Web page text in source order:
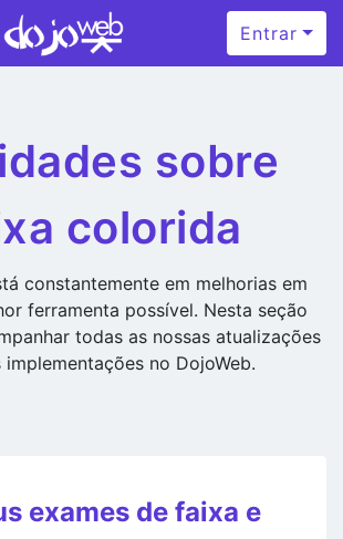
Entrar
sobre
colorida
constantemente em melhorias em
ferramenta possível. Nesta seção
todas as nossas atualizações
implementações no DojoWeb.
exames de faixa e